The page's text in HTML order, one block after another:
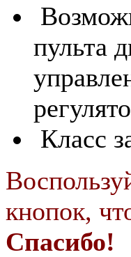
пульта
Класс
кнопок,
Спасибо!